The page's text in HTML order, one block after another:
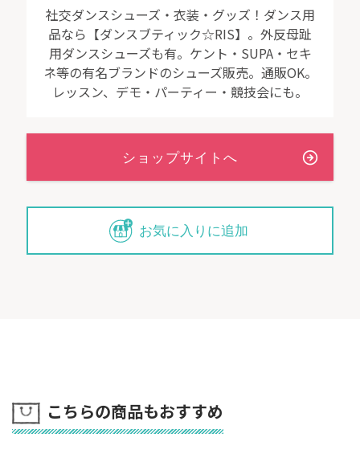
社交ダンスシューズ・衣装・グッズ！ダンス用
品なら【ダンスブティック☆RIS】。外反母趾
用ダンスシューズも有。ケント・SUPA・セキ
ネ等の有名ブランドのシューズ販売。通販OK。
レッスン、デモ・パーティー・競技会にも。
お気に入りに追加
こちらの商品もおすすめ